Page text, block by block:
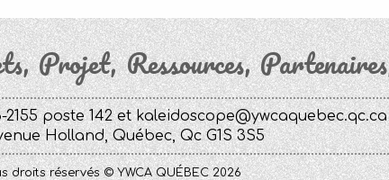
Projet Ressources Partenaires
2155 poste 142 etkaleidoscope@ywcaquebec.qc.ca
Holland, Québec, Qc G1S 3S5
droits réservés © YWCA QUÉBEC 2026